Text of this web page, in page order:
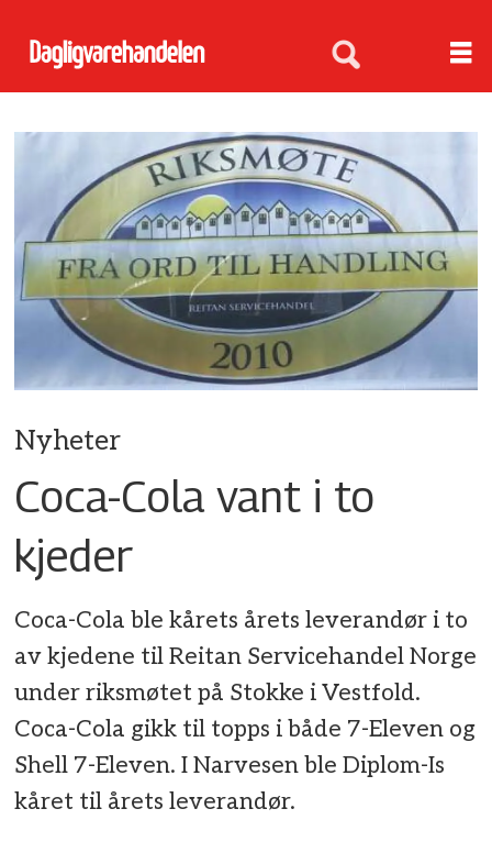
Nyheter
Coca-Cola vant i to
kjeder
Coca-Cola ble kårets årets leverandør i to
av kjedene til Reitan Servicehandel Norge
under riksmøtet på Stokke i Vestfold.
Coca-Cola gikk til topps i både 7-Eleven og
Shell 7-Eleven. I Narvesen ble Diplom-Is
kåret til årets leverandør.